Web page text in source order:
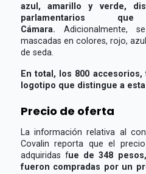
azul, amarillo y verde,
parlamentarios
Cámara. Adicionalmente,
mascadas en colores, rojo,
de seda.
En total, los 800
logotipo que distingue a esta
Precio de oferta
La información relativa al
Covalin reporta que el
adquiridas fue de 348
fueron compradas por un